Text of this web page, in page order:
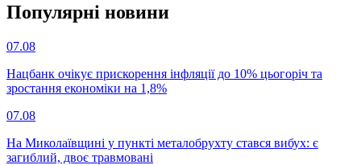
Популярнi новини
07.08
Нацбанк очікує прискорення інфляції до 10% цьогоріч та
зростання економіки на 1,8%
07.08
На Миколаївщині у пункті металобрухту стався вибух: є
загиблий, двоє травмовані